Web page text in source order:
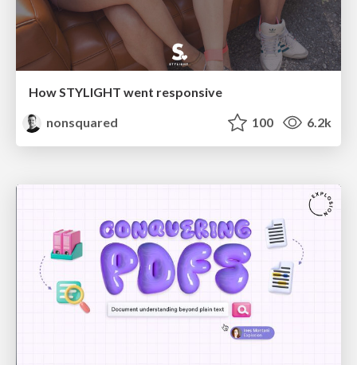
How STYLIGHT went responsive
nonsquared
100 6.2k